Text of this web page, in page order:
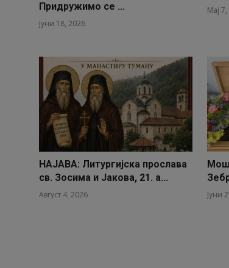
Придружимо се ...
Јуни 18, 2026
Мај
НАЈАВА: Литургијска прослава
св. Зосима и Јакова, 21. а...
Август 4, 2026 Јуни